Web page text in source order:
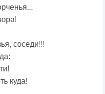
соседи!!!
куда!